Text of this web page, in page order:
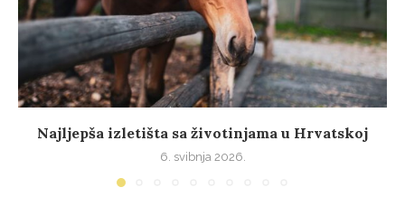
Najljepša izletišta sa životinjama u Hrvatskoj
6. svibnja 2026.